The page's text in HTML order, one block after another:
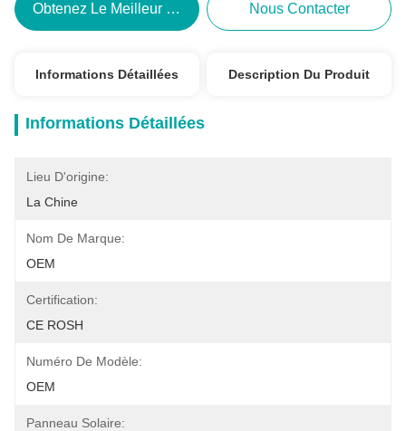
Obtenez Le Meilleur Prix Nous Contacter
Informations Détaillées Description Du Produit
Informations Détaillées
Lieu D'origine:
La Chine
Nom De Marque:
OEM
Certification:
CE ROSH
Numéro De Modèle:
OEM
Panneau Solaire: